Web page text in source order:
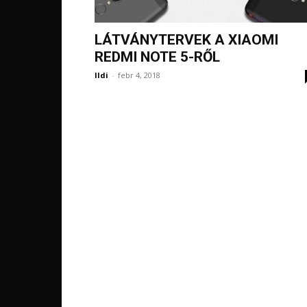
LÁTVÁNYTERVEK A XIAOMI
REDMI NOTE 5-RŐL
Ildi - febr 4, 2018